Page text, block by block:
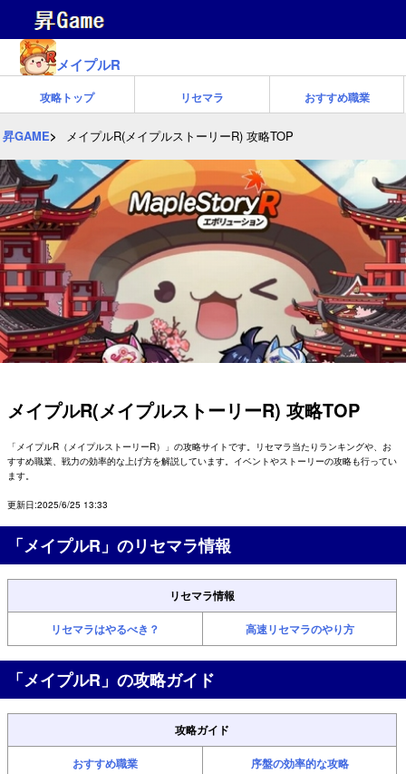
メイプルR
攻略トップ リセマラ おすすめ職業
昇GAME メイプルR(メイプルストーリーR) 攻略TOP
メイプルR(メイプルストーリーR) 攻略TOP
「メイプルR（メイプルストーリーR）」の攻略サイトです。リセマラ当たりランキングや、お
すすめ職業、戦力の効率的な上げ方を解説しています。イベントやストーリーの攻略も行ってい
ます。
更新日:2025/6/25 13:33
「メイプルR」のリセマラ情報
リセマラ情報
リセマラはやるべき？ 高速リセマラのやり方
「メイプルR」の攻略ガイド
攻略ガイド
おすすめ職業 序盤の効率的な攻略